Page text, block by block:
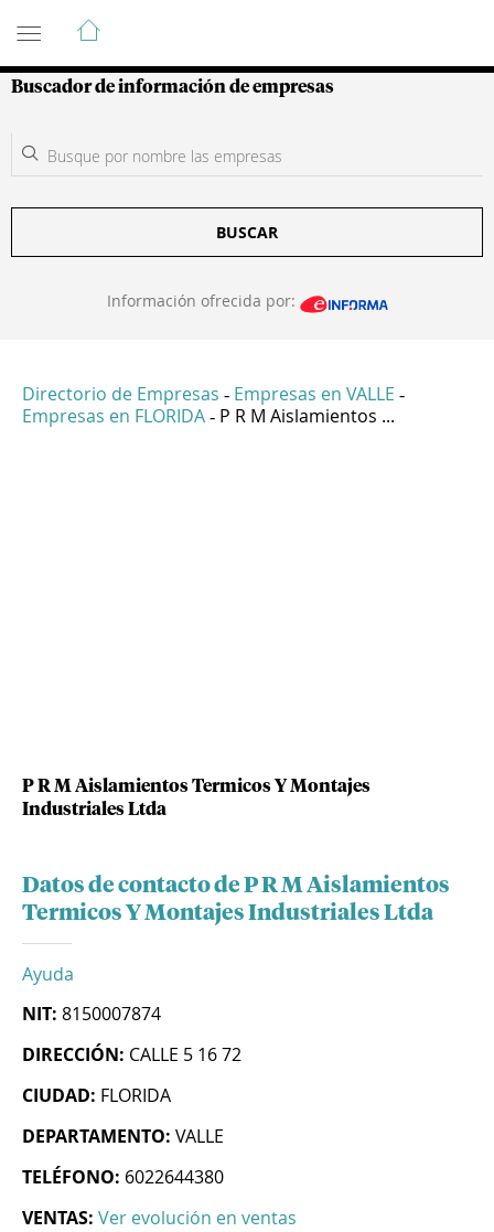
Guía de Empresas Colombianas
Buscador de información de empresas
BUSCAR
Información ofrecida por:
Directorio de Empresas - Empresas en VALLE -
Empresas en FLORIDA - P R M Aislamientos ...
P R M Aislamientos Termicos Y Montajes
Industriales Ltda
Datos de contacto de P R M Aislamientos
Termicos Y Montajes Industriales Ltda
Ayuda
NIT: 8150007874
DIRECCIÓN: CALLE 5 16 72
CIUDAD: FLORIDA
DEPARTAMENTO: VALLE
TELÉFONO: 6022644380
VENTAS: Ver evolución en ventas